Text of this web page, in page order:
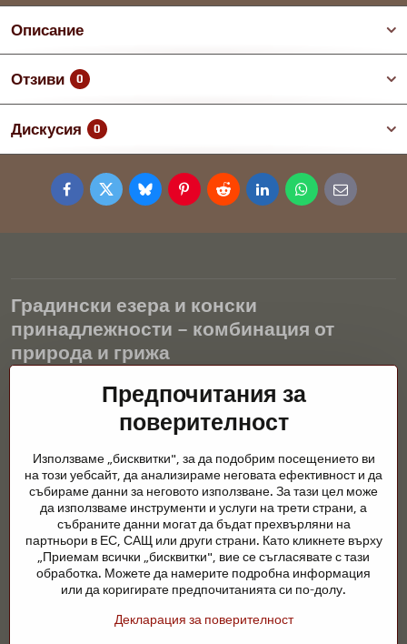
Описание
Отзиви 0
Дискусия 0
FacebookTwitterBlueskyPinterestRedditLinkedInWhatsApp
E-
mail
Градински езера и конски
принадлежности – комбинация от
природа и грижа
Градинските езера са красиво допълнение към всеки екстериор
и създават хармонична среда за релаксация и живот на водните
животни. Правилната технология, филтрацията и редовната
през цялата година. Също толкова важна е грижата за
животните, които са част от нашия живот.
Конете се нуждаят от висококачествени конски принадлежности,
правилно хранене и отговорни грижи, за да бъдат здрави, силни
и доволни. Независимо дали става въпрос за екипировка за
ездачи, развъдчици или любители на природата, целта е да се
създаде среда, която подкрепя естествения баланс,
Предпочитания за
поверителност
Използваме „бисквитки", за да подобрим посещението ви
на този уебсайт, да анализираме неговата ефективност и да
събираме данни за неговото използване. За тази цел може
да използваме инструменти и услуги на трети страни, а
събраните данни могат да бъдат прехвърляни на
партньори в ЕС, САЩ или други страни. Като кликнете върху
„Приемам всички „бисквитки", вие се съгласявате с тази
обработка. Можете да намерите подробна информация
или да коригирате предпочитанията си по-долу.
Декларация за поверителност